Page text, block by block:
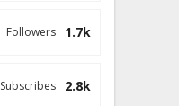
1.7k
Followers
2.8k
Subscribes